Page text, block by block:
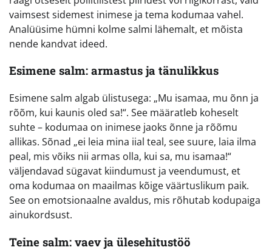
vaimsest sidemest inimese ja tema kodumaa vahel.
Analüüsime hümni kolme salmi lähemalt, et mõista
nende kandvat ideed.
Esimene salm: armastus ja tänulikkus
Esimene salm algab ülistusega: „Mu isamaa, mu õnn ja
rõõm, kui kaunis oled sa!“. See määratleb koheselt
suhte – kodumaa on inimese jaoks õnne ja rõõmu
allikas. Sõnad „ei leia mina iial teal, see suure, laia ilma
peal, mis võiks nii armas olla, kui sa, mu isamaa!“
väljendavad sügavat kiindumust ja veendumust, et
oma kodumaa on maailmas kõige väärtuslikum paik.
See on emotsionaalne avaldus, mis rõhutab kodupaiga
ainukordsust.
Teine salm: vaev ja ülesehitustöö